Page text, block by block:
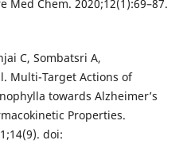
Chem. 2020;12(1):69–87.
C, Sombatsri A,
Multi-Target Actions of
towards Alzheimer’s
Properties.
doi: